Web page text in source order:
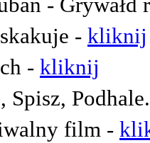
- kliknij
- kliknij
Spisz,
film -